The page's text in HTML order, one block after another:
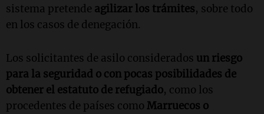
sistema pretende agilizar los trámites, sobre todo
en los casos de denegación.
Los solicitantes de asilo considerados un riesgo
para la seguridad o con pocas posibilidades de
obtener el estatuto de refugiado, como los
procedentes de países como Marruecos o